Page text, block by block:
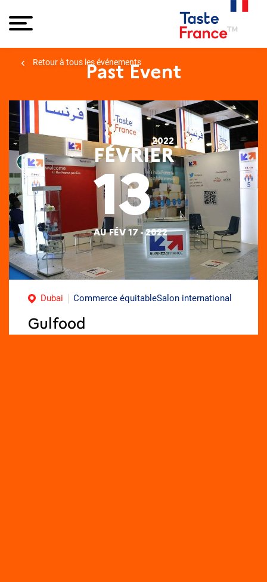
Retour à tous les événements
Past Event
2022
FÉVRIER
13
AU FÉV 17 - 2022
Dubai Commerce équitableSalon international
Gulfood